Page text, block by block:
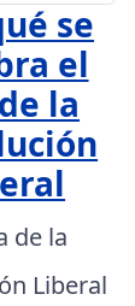
se
el
la
de la
Liberal